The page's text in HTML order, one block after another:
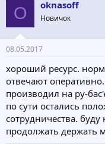
O oknasoff
Новичок
08.05.2017
хороший ресурс.
отвечают
производил на ру-
по сути остались
сотрудничества. буду
продолжать держать